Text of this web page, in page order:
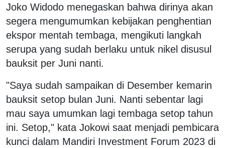
Joko Widodo menegaskan bahwa dirinya akan
segera mengumumkan kebijakan penghentian
ekspor mentah tembaga, mengikuti langkah
serupa yang sudah berlaku untuk nikel disusul
bauksit per Juni nanti.
"Saya sudah sampaikan di Desember kemarin
bauksit setop bulan Juni. Nanti sebentar lagi
mau saya umumkan lagi tembaga setop tahun
ini. Setop," kata Jokowi saat menjadi pembicara
kunci dalam Mandiri Investment Forum 2023 di